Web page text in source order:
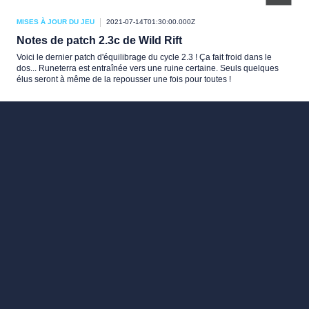
MISES À JOUR DU JEU 2021-07-14T01:30:00.000Z
Notes de patch 2.3c de Wild Rift
Voici le dernier patch d'équilibrage du cycle 2.3 ! Ça fait froid dans le
dos... Runeterra est entraînée vers une ruine certaine. Seuls quelques
élus seront à même de la repousser une fois pour toutes !